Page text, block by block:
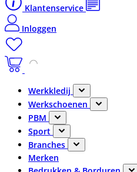
Klantenservice
Inloggen
Werkkledij
Werkschoenen
PBM
Sport
Branches
Merken